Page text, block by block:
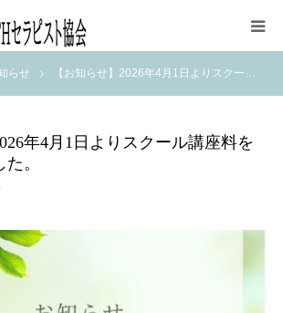
らせ 【お知らせ】2026年4月1日よりスクー…
年4月1日よりスクール講座料を
。